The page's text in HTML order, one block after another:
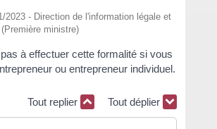
2023 - Direction de l'information légale et
ministre)
à effectuer cette formalité si vous
ou entrepreneur individuel.
Tout replier Tout déplier